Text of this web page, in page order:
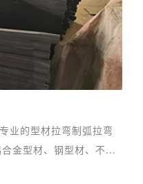
业的型材拉弯制弧拉弯
金型材、钢型材、不...